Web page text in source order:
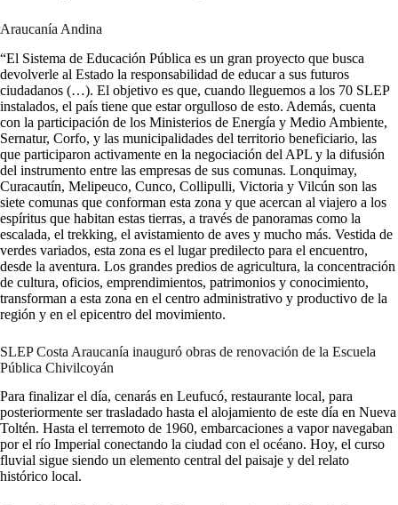
Araucanía Andina
“El Sistema de Educación Pública es un gran proyecto que busca
devolverle al Estado la responsabilidad de educar a sus futuros
ciudadanos (…). El objetivo es que, cuando lleguemos a los 70 SLEP
instalados, el país tiene que estar orgulloso de esto. Además, cuenta
con la participación de los Ministerios de Energía y Medio Ambiente,
Sernatur, Corfo, y las municipalidades del territorio beneficiario, las
que participaron activamente en la negociación del APL y la difusión
del instrumento entre las empresas de sus comunas. Lonquimay,
Curacautín, Melipeuco, Cunco, Collipulli, Victoria y Vilcún son las
siete comunas que conforman esta zona y que acercan al viajero a los
espíritus que habitan estas tierras, a través de panoramas como la
escalada, el trekking, el avistamiento de aves y mucho más. Vestida de
verdes variados, esta zona es el lugar predilecto para el encuentro,
desde la aventura. Los grandes predios de agricultura, la concentración
de cultura, oficios, emprendimientos, patrimonios y conocimiento,
transforman a esta zona en el centro administrativo y productivo de la
región y en el epicentro del movimiento.
SLEP Costa Araucanía inauguró obras de renovación de la Escuela
Pública Chivilcoyán
Para finalizar el día, cenarás en Leufucó, restaurante local, para
posteriormente ser trasladado hasta el alojamiento de este día en Nueva
Toltén. Hasta el terremoto de 1960, embarcaciones a vapor navegaban
por el río Imperial conectando la ciudad con el océano. Hoy, el curso
fluvial sigue siendo un elemento central del paisaje y del relato
histórico local.